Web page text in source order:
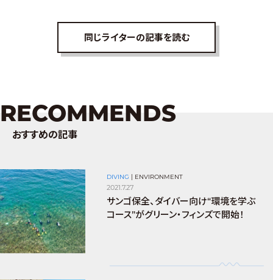
同じライターの記事を読む
RECOMMENDS
おすすめの記事
DIVING | ENVIRONMENT
2021.7.27
サンゴ保全、ダイバー向け“環境を学ぶ
コース”がグリーン・フィンズで開始！